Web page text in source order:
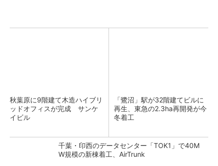
秋葉原に9階建て木造ハイブリ
ッドオフィスが完成 サンケ
イビル
「鷺沼」駅が32階建てビルに
再生、東急の2.3ha再開発が今
冬着工
千葉・印西のデータセンター「TOK1」で40M
W規模の新棟着工、AirTrunk